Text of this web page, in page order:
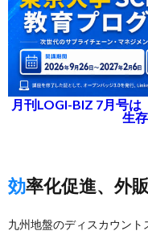
月刊LOGI-BIZ 7月号は
生
効率化促進、外
九州地盤のディスカウン